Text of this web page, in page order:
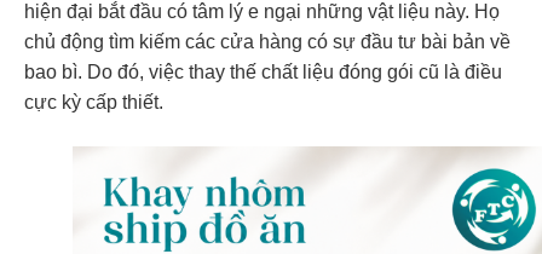
hiện đại bắt đầu có tâm lý e ngại những vật liệu này. Họ
chủ động tìm kiếm các cửa hàng có sự đầu tư bài bản về
bao bì. Do đó, việc thay thế chất liệu đóng gói cũ là điều
cực kỳ cấp thiết.